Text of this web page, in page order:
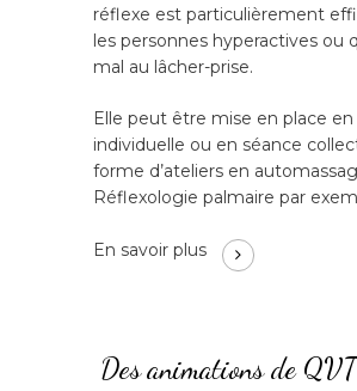
réflexe est particulièrement
les personnes hyperactives ou
mal au lâcher-prise.
Elle peut être mise en place en
individuelle ou en séance
forme d’ateliers en
Réflexologie palmaire par
En savoir plus
Des animations de